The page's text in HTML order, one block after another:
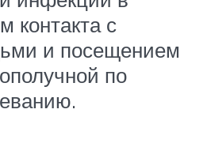
контакта с
и посещением
по